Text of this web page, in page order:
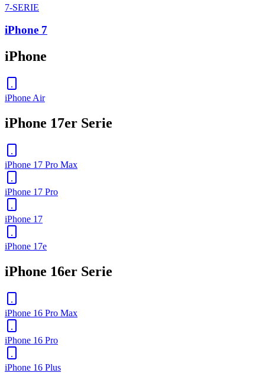
7-SERIE
iPhone 7
iPhone
iPhone Air
iPhone 17er Serie
iPhone 17 Pro Max
iPhone 17 Pro
iPhone 17
iPhone 17e
iPhone 16er Serie
iPhone 16 Pro Max
iPhone 16 Pro
iPhone 16 Plus